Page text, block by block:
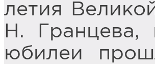
летия
Н. Гранцева,
юбилеи